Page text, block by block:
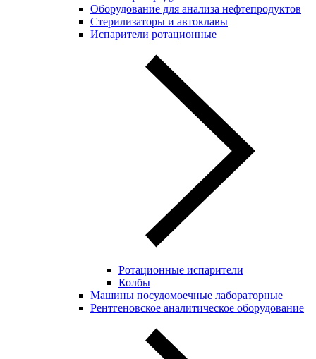
Оборудование для анализа нефтепродуктов
Стерилизаторы и автоклавы
Испарители ротационные
Ротационные испарители
Колбы
Машины посудомоечные лабораторные
Рентгеновское аналитическое оборудование